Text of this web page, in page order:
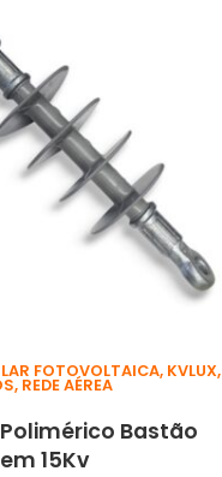
FOTOVOLTAICA, KVLUX,
, REDE AÉREA
Bastão
15Kv